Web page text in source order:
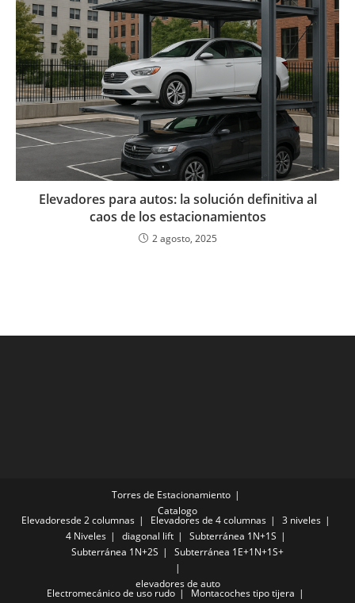
Elevadores para autos: la solución definitiva al
caos de los estacionamientos
2 agosto, 2025
Torres de Estacionamiento
Catalogo
Elevadoresde 2 columnas Elevadores de 4 columnas
3 niveles
4 Niveles
diagonal lift
Subterránea 1N+1S
Subterránea 1N+2S
Subterránea 1E+1N+1S+
elevadores de auto
Electromecánico de uso rudo
Montacoches tipo tijera